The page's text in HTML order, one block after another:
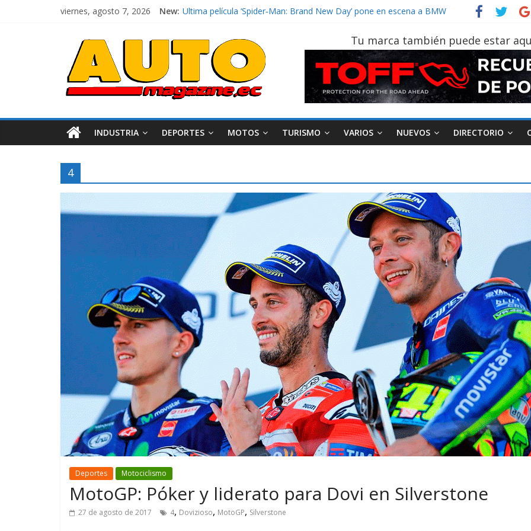
viernes, agosto 7, 2026 New: Ultima película ‘Spider‑Man: Brand New Day’ pone en escena a BMW
La Vuelta al Ecuador 2026, edición 47ª, recorre 7 provincias en 8 días
La FEDAK recibe 12 Sinotruk Bolden para cubrir las rutas de La Vuelta
El costo de tener un vehículo gana protagonismo a la hora de decidir
Tu marca también puede estar
INDUSTRIA DEPORTES MOTOS TURISMO VARIOS NUEVOS DIRECTORIO
4
Deportes Motociclismo
MotoGP: Póker y liderato para Dovi en Silverstone
27 de agosto de 2017 4, Dovizioso, MotoGP, Silverstone
Movilidad Varios
GM reafirma su
compromiso con movilidad
más segura y conectada
Movilidad Turismo Varios
¿Qué puede pasar con tu
vehículo si permanece
varios días sin usar?
AEADE Industria Motociclismo
Movilidad
Campaña busca cambiar
destino de los
en la región